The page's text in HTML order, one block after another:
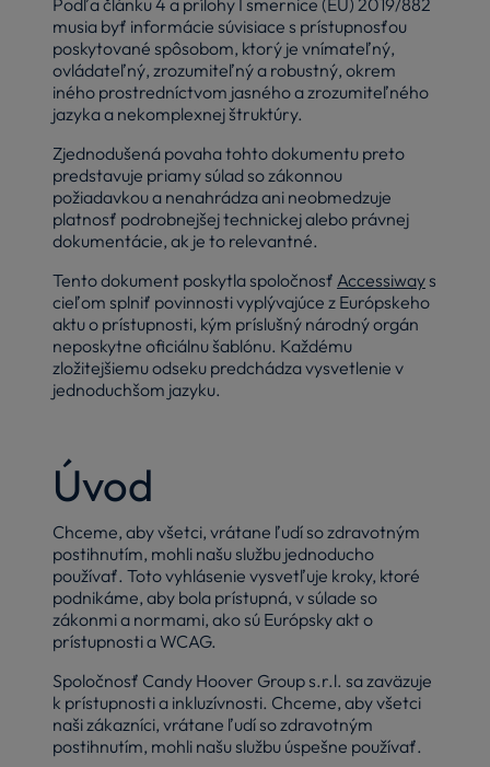
musia byť informácie súvisiace s prístupnosťou
poskytované spôsobom, ktorý je vnímateľný,
ovládateľný, zrozumiteľný a robustný, okrem
iného prostredníctvom jasného a zrozumiteľného
jazyka a nekomplexnej štruktúry.
Zjednodušená povaha tohto dokumentu preto
predstavuje priamy súlad so zákonnou
požiadavkou a nenahrádza ani neobmedzuje
platnosť podrobnejšej technickej alebo právnej
dokumentácie, ak je to relevantné.
Tento dokument poskytla spoločnosť Accessiways
cieľom splniť povinnosti vyplývajúce z Európskeho
aktu o prístupnosti, kým príslušný národný orgán
neposkytne oficiálnu šablónu. Každému
zložitejšiemu odseku predchádza vysvetlenie v
jednoduchšom jazyku.
Úvod
Chceme, aby všetci, vrátane ľudí so zdravotným
postihnutím, mohli našu službu jednoducho
používať. Toto vyhlásenie vysvetľuje kroky, ktoré
podnikáme, aby bola prístupná, v súlade so
zákonmi a normami, ako sú Európsky akt o
prístupnosti a WCAG.
Spoločnosť Candy Hoover Group s.r.l. sa zaväzuje
k prístupnosti a inkluzívnosti. Chceme, aby všetci
naši zákazníci, vrátane ľudí so zdravotným
postihnutím, mohli našu službu úspešne používať.